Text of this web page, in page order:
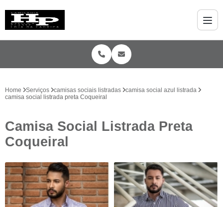
Home Serviços camisas sociais listradas
camisa social azul listrada
camisa social listrada preta Coqueiral
Camisa Social Listrada Preta
Coqueiral